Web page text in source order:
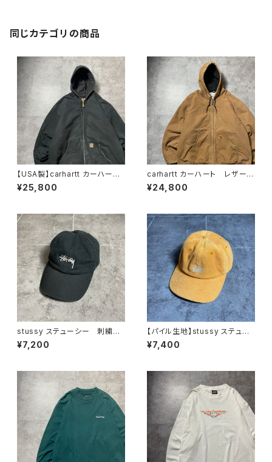
同じカテゴリの商品
【USA製】carhartt カーハー
ト ダック生地 ブラック ダメ
ージ 2XLサイズ アクティブ
¥25,800
carhartt カーハート レザーパ
ッチ ブラウン ダック生地 ア
クティブパーカー ダックジャケ
¥24,800
stussy ステューシー 刺繍ス
トックロゴ ベルトバック ブラ
ック 黒 キャップ
¥7,200
【パイル生地】stussy ステュー
シー ショーンフォント 刺繍ロ
ゴ ベルトバック キャップ
¥7,400